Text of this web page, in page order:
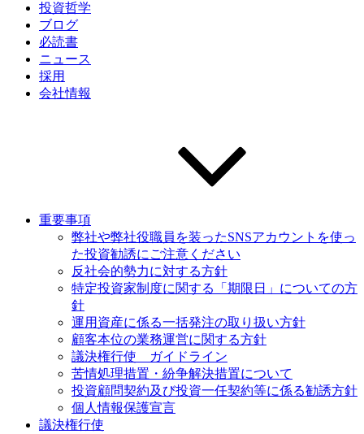
投資哲学
ブログ
必読書
ニュース
採用
会社情報
重要事項
弊社や弊社役職員を装ったSNSアカウントを使っ
た投資勧誘にご注意ください
反社会的勢力に対する方針
特定投資家制度に関する「期限日」についての方
針
運用資産に係る一括発注の取り扱い方針
顧客本位の業務運営に関する方針
議決権行使 ガイドライン
苦情処理措置・紛争解決措置について
投資顧問契約及び投資一任契約等に係る勧誘方針
個人情報保護宣言
議決権行使